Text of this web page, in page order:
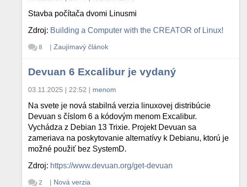
Stavba počítača dvomi Linusmi
Zdroj: Building a Computer with the CREATOR of Linux!
8 | Zaujímavý článok
Devuan 6 Excalibur je vydaný
03.11.2025 | 22:52 | menom
Na svete je nová stabilná verzia linuxovej distribúcie
Devuan s číslom 6 a kódovým menom Excalibur.
Vychádza z Debian 13 Trixie. Projekt Devuan sa
zameriava na poskytovanie alternatívy k Debianu, ktorú je
možné použiť bez SystemD.
Zdroj: https://www.devuan.org/get-devuan
2 | Nová verzia